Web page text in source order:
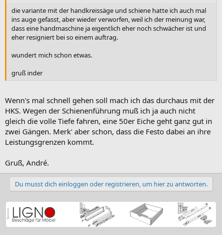
die variante mit der handkreissäge und schiene hatte ich auch mal
ins auge gefasst, aber wieder verworfen, weil ich der meinung war,
dass eine handmaschine ja eigentlich eher noch schwächer ist und
eher resigniert bei so einem auftrag.
wundert mich schon etwas.
gruß inder
Wenn's mal schnell gehen soll mach ich das durchaus mit der
HKS. Wegen der Schienenführung muß ich ja auch nicht
gleich die volle Tiefe fahren, eine 50er Eiche geht ganz gut in
zwei Gängen. Merk' aber schon, dass die Festo dabei an ihre
Leistungsgrenzen kommt.
Gruß, André.
Du musst dich einloggen oder registrieren, um hier zu antworten.